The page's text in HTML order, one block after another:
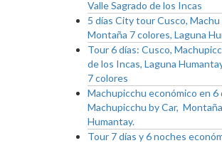
Valle Sagrado de los Incas
5 días City tour Cusco,
Montaña 7 colores, Laguna
Tour 6 días: Cusco,
de los Incas, Laguna
7 colores
Machupicchu económico en 6
Machupicchu by Car,
Humantay.
Tour 7 días y 6 noches